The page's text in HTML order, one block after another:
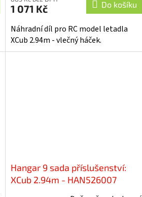
1 071 Kč Do košíku
Náhradní díl pro RC model letadla
XCub 2.94m - vlečný háček.
Hangar 9 sada příslušenství:
XCub 2.94m - HAN526007